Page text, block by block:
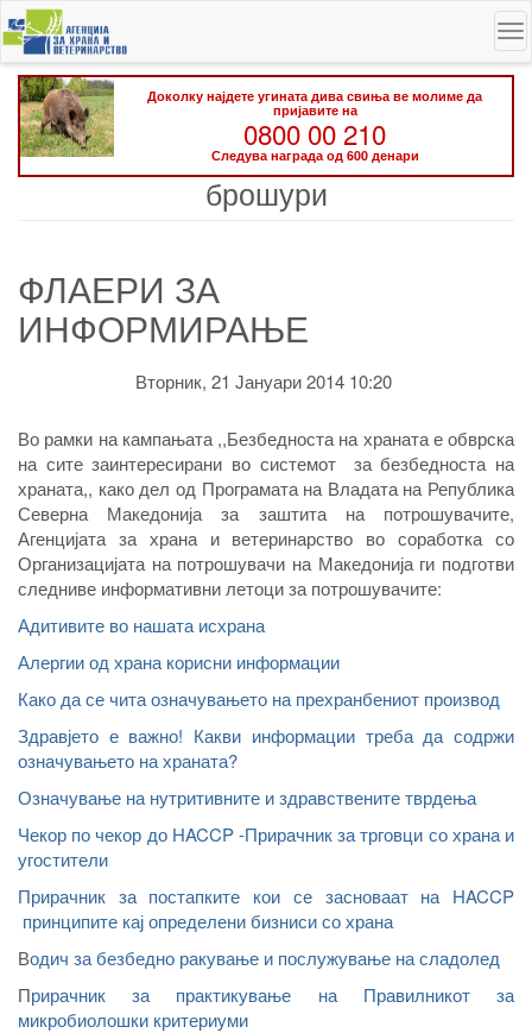
Skip
to
main
content
Доколку најдете угината дива свиња ве молиме да
пријавите на
0800 00 210
Следува награда од 600 денари
брошури
ФЛАЕРИ ЗА
ИНФОРМИРАЊЕ
Вторник, 21 Јануари 2014 10:20
Во рамки на кампањата ,,Безбедноста на храната е обврска
на сите заинтересирани во системот за безбедноста на
храната,, како дел од Програмата на Владата на Република
Северна Македонија за заштита на потрошувачите,
Агенцијата за храна и ветеринарство во соработка со
Организацијата на потрошувачи на Македонија ги подготви
следниве информативни летоци за потрошувачите:
Адитивите во нашата исхрана
Алергии од храна корисни информации
Како да се чита означувањето на прехранбениот производ
Здравјето е важно! Какви информации треба да содржи
означувањето на храната?
Означување на нутритивните и здравствените тврдења
Чекор по чекор до HACCP -Прирачник за трговци со храна и
угостители
Прирачник за постапките кои се засноваат на HACCP
принципите кај определени бизниси со храна
Водич за безбедно ракување и послужување на сладолед
Прирачник за практикување на Правилникот за
микробиолошки критериуми